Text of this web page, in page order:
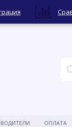
ОПЛАТА